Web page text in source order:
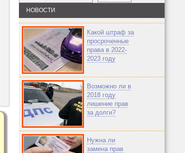
НОВОСТИ
Какой штраф за
просроченные
права в 2022-
2023 году
Возможно ли в
2018 году
лишение прав
за долги?
Нужна ли
замена прав